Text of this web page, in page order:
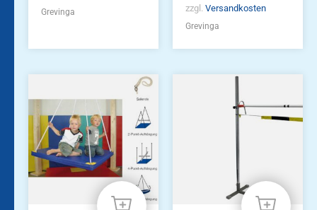
Grevinga
zzgl. Versandkosten
Grevinga